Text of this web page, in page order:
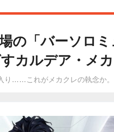
の「バーソロ
カルデア・メ
り……これがメカクレの執念か。